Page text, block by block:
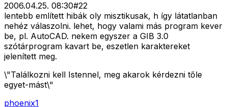
2006.04.25. 08:30#22
lentebb említett hibák oly misztikusak, h így látatlanban
nehéz válaszolni. lehet, hogy valami más program kever
be, pl. AutoCAD. nekem egyszer a GIB 3.0
szótárprogram kavart be, eszetlen karaktereket
jelenített meg.
\"Találkozni kell Istennel, meg akarok kérdezni tőle
egyet-mást\"
phoenix1